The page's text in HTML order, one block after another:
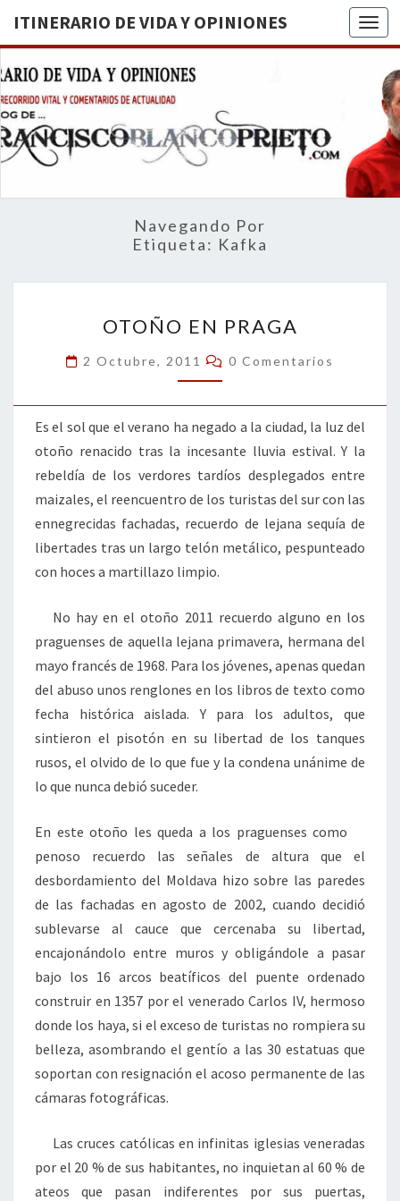
ITINERARIO DE VIDA Y OPINIONES
DE
BREVE
RECORRIDO
VITAL Y
ACTUALIDAD
Navegando Por
Etiqueta: Kafka
EN
PRAGA
OTOÑO EN PRAGA
2 Octubre, 2011 Comentarios
0 Comentarios
Es el sol que el verano ha negado a la ciudad, la luz del
otoño renacido tras la incesante lluvia estival. Y la
rebeldía de los verdores tardíos desplegados entre
maizales, el reencuentro de los turistas del sur con las
ennegrecidas fachadas, recuerdo de lejana sequía de
libertades tras un largo telón metálico, pespunteado
con hoces a martillazo limpio.
No hay en el otoño 2011 recuerdo alguno en los
praguenses de aquella lejana primavera, hermana del
mayo francés de 1968. Para los jóvenes, apenas quedan
del abuso unos renglones en los libros de texto como
fecha histórica aislada. Y para los adultos, que
sintieron el pisotón en su libertad de los tanques
rusos, el olvido de lo que fue y la condena unánime de
lo que nunca debió suceder.
En este otoño les queda a los praguenses como
penoso recuerdo las señales de altura que el
desbordamiento del Moldava hizo sobre las paredes
de las fachadas en agosto de 2002, cuando decidió
sublevarse al cauce que cercenaba su libertad,
encajonándolo entre muros y obligándole a pasar
bajo los 16 arcos beatíficos del puente ordenado
construir en 1357 por el venerado Carlos IV, hermoso
donde los haya, si el exceso de turistas no rompiera su
belleza, asombrando el gentío a las 30 estatuas que
soportan con resignación el acoso permanente de las
cámaras fotográficas.
Las cruces católicas en infinitas iglesias veneradas
por el 20 % de sus habitantes, no inquietan al 60 % de
ateos que pasan indiferentes por sus puertas,